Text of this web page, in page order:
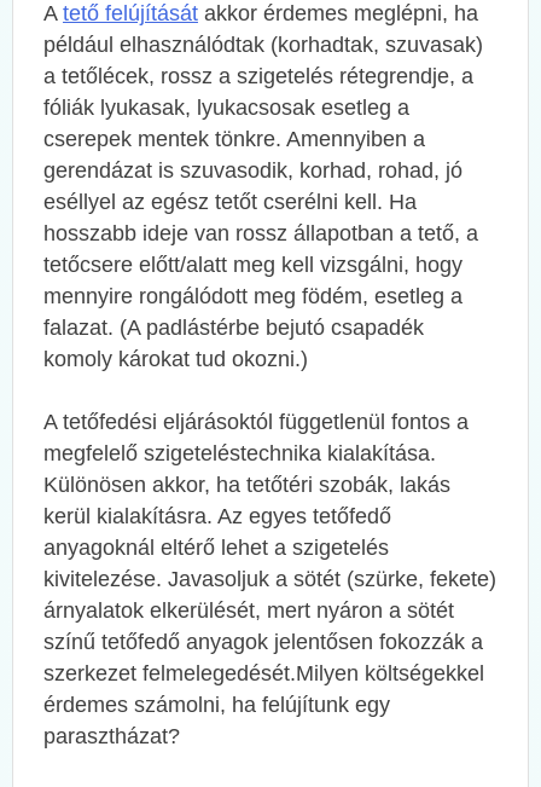
A tető felújítását akkor érdemes meglépni, ha
például elhasználódtak (korhadtak, szuvasak)
a tetőlécek, rossz a szigetelés rétegrendje, a
fóliák lyukasak, lyukacsosak esetleg a
cserepek mentek tönkre. Amennyiben a
gerendázat is szuvasodik, korhad, rohad, jó
eséllyel az egész tetőt cserélni kell. Ha
hosszabb ideje van rossz állapotban a tető, a
tetőcsere előtt/alatt meg kell vizsgálni, hogy
mennyire rongálódott meg födém, esetleg a
falazat. (A padlástérbe bejutó csapadék
komoly károkat tud okozni.)
A tetőfedési eljárásoktól függetlenül fontos a
megfelelő szigeteléstechnika kialakítása.
Különösen akkor, ha tetőtéri szobák, lakás
kerül kialakításra. Az egyes tetőfedő
anyagoknál eltérő lehet a szigetelés
kivitelezése. Javasoljuk a sötét (szürke, fekete)
árnyalatok elkerülését, mert nyáron a sötét
színű tetőfedő anyagok jelentősen fokozzák a
szerkezet felmelegedését.Milyen költségekkel
érdemes számolni, ha felújítunk egy
parasztházat?